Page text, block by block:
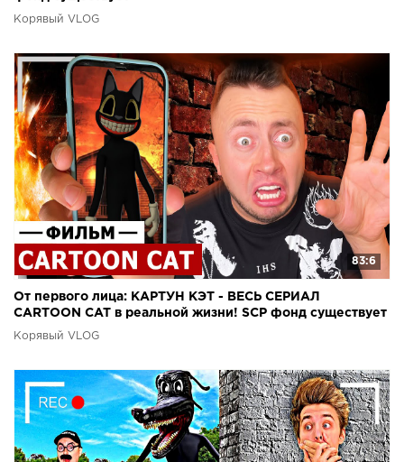
Корявый VLOG
83:6
От первого лица: КАРТУН КЭТ - ВЕСЬ СЕРИАЛ
CARTOON CAT в реальной жизни! SCP фонд существует
Корявый VLOG